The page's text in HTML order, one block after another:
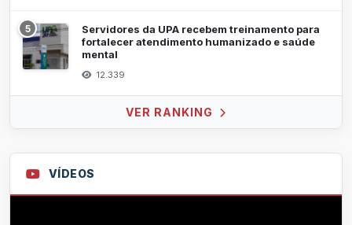
5
Servidores da UPA recebem treinamento para
fortalecer atendimento humanizado e saúde
mental
12.339
VER RANKING
VÍDEOS